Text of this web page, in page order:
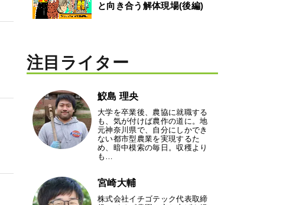
と向き合う解体現場(後編)
注目ライター
鮫島 理央
大学を卒業後、農協に就職する
も、気が付けば農作の道に。地
元神奈川県で、自分にしかでき
ない都市型農業を実現するた
め、暗中模索の毎日。収穫より
も…
宮崎大輔
株式会社イチゴテック代表取締